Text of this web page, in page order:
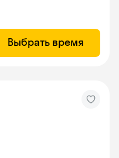
Выбрать время